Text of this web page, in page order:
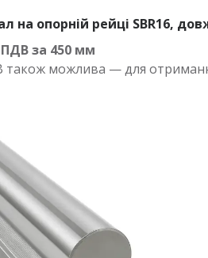
на опорній рейці SBR16,
ПДВ за 450 мм
можлива — для